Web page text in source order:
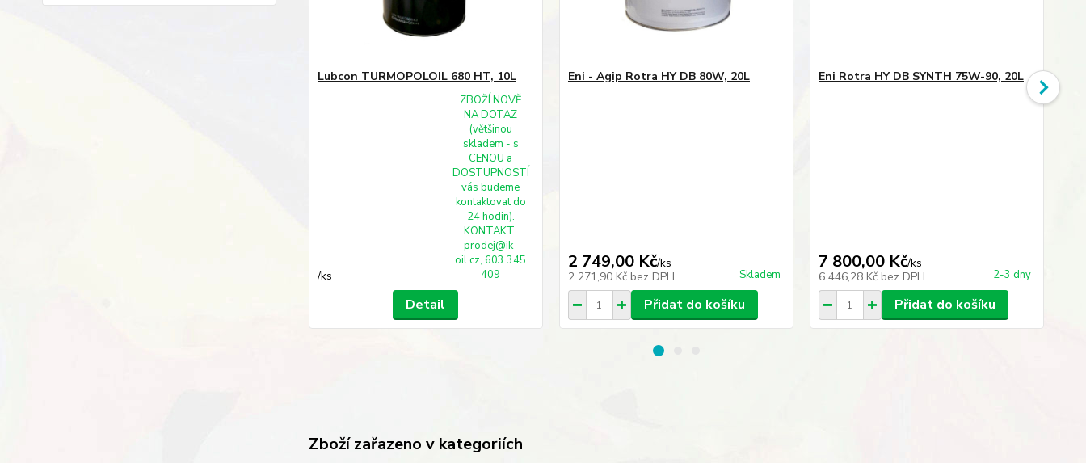
Lubcon TURMOPOLOIL 680 HT, 10L
/ks
ZBOŽÍ NOVĚ
NA DOTAZ
(většinou
skladem - s
CENOU a
DOSTUPNOSTÍ
vás budeme
kontaktovat do
24 hodin).
KONTAKT:
prodej@ik-
oil.cz, 603 345
409
Detail
Eni - Agip Rotra HY DB 80W, 20L
2 749,00 Kč/ks
2 271,90 Kč bez DPH Skladem
Přidat do košíku
Eni Rotra HY DB SYNTH 75W-90, 20L
7 800,00 Kč/ks
6 446,28 Kč bez DPH 2-3 dny
Přidat do košíku
Zboží zařazeno v kategoriích